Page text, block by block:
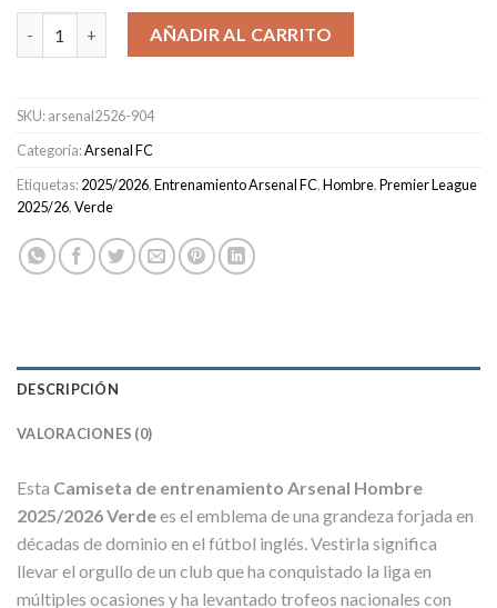
Camiseta de entrenamiento Arsenal Hombre 2025/2026 Verde
AÑADIR AL CARRITO
SKU:arsenal2526-904
Categoría:Arsenal FC
Etiquetas:2025/2026,Entrenamiento Arsenal FC,Hombre,Premier League
2025/26,Verde
DESCRIPCIÓN
VALORACIONES (0)
Esta Camiseta de entrenamiento Arsenal Hombre
2025/2026 Verdees el emblema de una grandeza forjada en
décadas de dominio en el fútbol inglés. Vestirla significa
llevar el orgullo de un club que ha conquistado la liga en
múltiples ocasiones y ha levantado trofeos nacionales con